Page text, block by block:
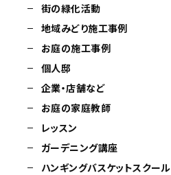
街の緑化活動
地域みどり施工事例
お庭の施工事例
個人邸
企業・店舗など
お庭の家庭教師
レッスン
ガーデニング講座
ハンギングバスケットスクール